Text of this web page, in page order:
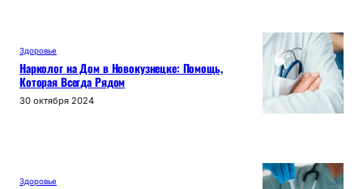
Здоровье
Нарколог на Дом в Новокузнецке: Помощь,
Которая Всегда Рядом
30 октября 2024
Здоровье